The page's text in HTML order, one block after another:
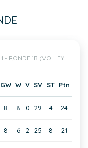
- RONDE 1B (VOLLEY
GW W V SV ST Ptn
8 8 0 29 4 24
8 6 2 25 8 21